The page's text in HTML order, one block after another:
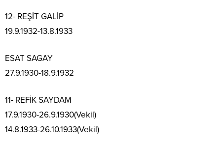
12- REŞİT GALİP
19.9.1932-13.8.1933
ESAT SAGAY
27.9.1930-18.9.1932
11- REFİK SAYDAM
17.9.1930-26.9.1930(Vekil)
14.8.1933-26.10.1933(Vekil)